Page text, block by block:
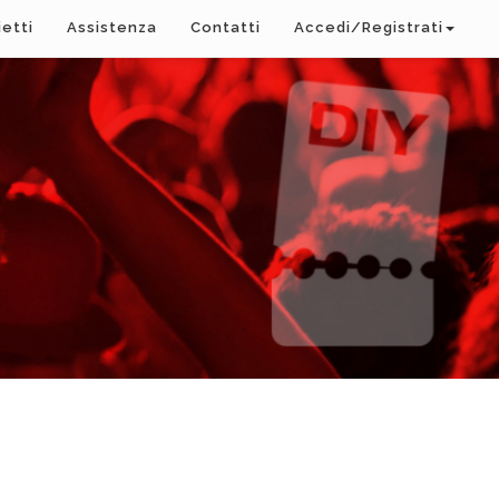
Assistenza Contatti Accedi/Registrati